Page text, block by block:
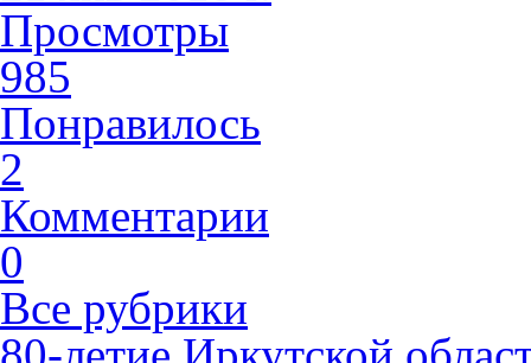
Просмотры
985
Понравилось
2
Комментарии
0
Все рубрики